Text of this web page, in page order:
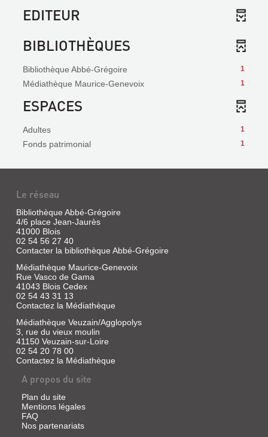
EDITEUR
BIBLIOTHÈQUES
1
Bibliothèque Abbé-Grégoire
1
Médiathèque Maurice-Genevoix
ESPACES
1
Adultes
1
Fonds patrimonial
Le réseau
Bibliothèque Abbé-Grégoire
4/6 place Jean-Jaurès
41000 Blois
02 54 56 27 40
Contacter la bibliothèque Abbé-Grégoire
Médiathèque Maurice-Genevoix
Rue Vasco de Gama
41043 Blois Cedex
02 54 43 31 13
Contactez la Médiathèque
Médiathèque Veuzain/Agglopolys
3, rue du vieux moulin
41150 Veuzain-sur-Loire
02 54 20 78 00
Contactez la Médiathèque
A propos du site
Plan du site
Mentions légales
FAQ
Nos partenariats